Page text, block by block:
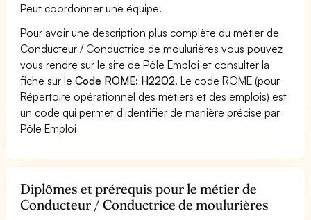
Peut coordonner une équipe.
Pour avoir une description plus complète du métier de
Conducteur / Conductrice de moulurières vous pouvez
vous rendre sur le site de Pôle Emploi et consulter la
fiche sur leCode ROME: H2202. Le code ROME (pour
Répertoire opérationnel des métiers et des emplois) est
un code qui permet d'identifier de manière précise par
Pôle Emploi
Diplômes et prérequis pour le métier de
Conducteur / Conductrice de moulurières